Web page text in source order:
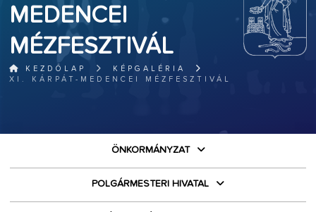
MEDENCEI
MÉZFESZTIVÁL
KEZDŐLAP
KÉPGALÉRIA
XI. KÁRPÁT-MEDENCEI MÉZFESZTIVÁL
ÖNKORMÁNYZAT
POLGÁRMESTERI HIVATAL